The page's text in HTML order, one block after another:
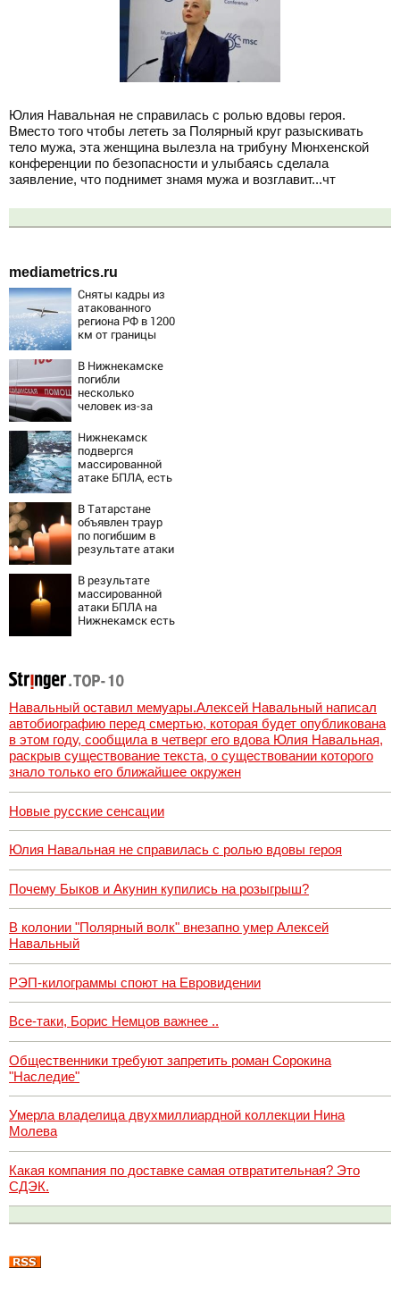
Юлия Навальная не справилась с ролью вдовы героя.
Вместо того чтобы лететь за Полярный круг разыскивать
тело мужа, эта женщина вылезла на трибуну Мюнхенской
конференции по безопасности и улыбаясь сделала
заявление, что поднимет знамя мужа и возглавит...чт
mediametrics.ru
Сняты кадры из
атакованного
региона РФ в 1200
км от границы
В Нижнекамске
погибли
несколько
человек из-за
атаки БПЛА
Нижнекамск
подвергся
массированной
атаке БПЛА, есть
В Татарстане
объявлен траур
по погибшим в
результате атаки
Нижнекамск
В результате
массированной
атаки БПЛА на
Нижнекамск есть
Навальный оставил мемуары.Алексей Навальный написал
автобиографию перед смертью, которая будет опубликована
в этом году, сообщила в четверг его вдова Юлия Навальная,
раскрыв существование текста, о существовании которого
знало только его ближайшее окружен
Новые русские сенсации
Юлия Навальная не справилась с ролью вдовы героя
Почему Быков и Акунин купились на розыгрыш?
В колонии "Полярный волк" внезапно умер Алексей
Навальный
РЭП-килограммы споют на Евровидении
Все-таки, Борис Немцов важнее ..
Общественники требуют запретить роман Сорокина
"Наследие"
Умерла владелица двухмиллиардной коллекции Нина
Молева
Какая компания по доставке самая отвратительная? Это
СДЭК.